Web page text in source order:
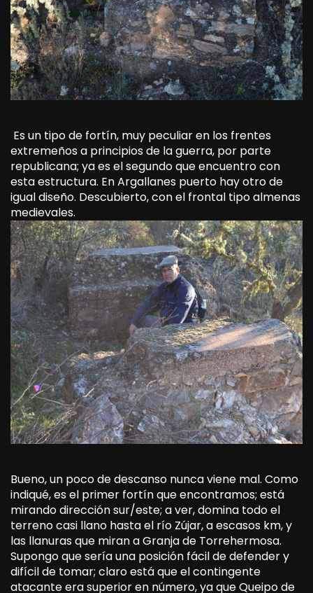
Es un tipo de fortín, muy peculiar en los frentes
extremeños a principios de la guerra, por parte
republicana; ya es el segundo que encuentro con
esta estructura. En Argallanes puerto hay otro de
igual diseño. Descubierto, con el frontal tipo almenas
medievales.
Bueno, un poco de descanso nunca viene mal. Como
indiqué, es el primer fortín que encontramos; está
mirando dirección sur/este; a ver, domina todo el
terreno casi llano hasta el río Zújar, a escasos km, y
las llanuras que miran a Granja de Torrehermosa.
Supongo que sería una posición fácil de defender y
difícil de tomar; claro está que el contingente
atacante era superior en número, ya que Queipo de